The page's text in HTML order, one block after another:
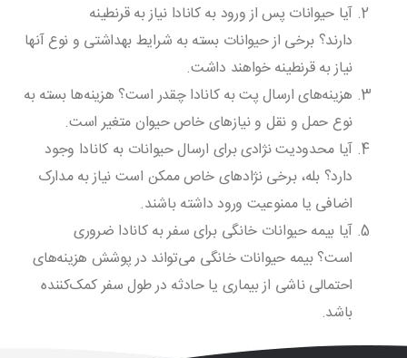
آیا حیوانات پس از ورود به کانادا نیاز به قرنطینه
دارند؟برخی از حیوانات بسته به شرایط بهداشتی و نوع آنها
نیاز به قرنطینه خواهند داشت.
هزینه‌های ارسال پت به کانادا چقدر است؟هزینه‌ها بسته به
نوع حمل و نقل و نیازهای خاص حیوان متغیر است.
آیا محدودیت نژادی برای ارسال حیوانات به کانادا وجود
دارد؟بله، برخی نژادهای خاص ممکن است نیاز به مدارک
اضافی یا ممنوعیت ورود داشته باشند.
آیا بیمه حیوانات خانگی برای سفر به کانادا ضروری
است؟بیمه حیوانات خانگی می‌تواند در پوشش هزینه‌های
احتمالی ناشی از بیماری یا حادثه در طول سفر کمک‌کننده
باشد.